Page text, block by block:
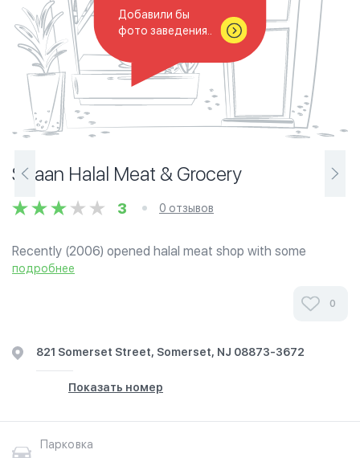
Добавили бы
фото заведения..
Shaan Halal Meat & Grocery
3 0 отзывов
Recently (2006) opened halal meat shop with some
groceries.
подробнее
0
821 Somerset Street, Somerset, NJ 08873-3672
Показать номер
Парковка